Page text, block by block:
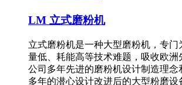
LM 立式磨粉机
立式磨粉机是一种大型磨粉机，专门
量低、耗能高等技术难题，吸收欧洲
公司多年先进的磨粉机设计制造理念
多年的潜心设计改进后的大型粉磨设